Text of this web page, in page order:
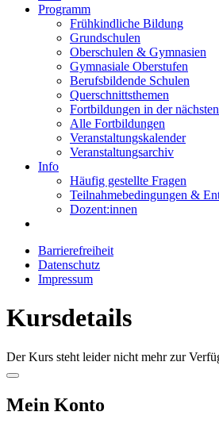
Programm
Frühkindliche Bildung
Grundschulen
Oberschulen & Gymnasien
Gymnasiale Oberstufen
Berufsbildende Schulen
Querschnittsthemen
Fortbildungen in der
Alle Fortbildungen
Veranstaltungskalender
Veranstaltungsarchiv
Info
Häufig gestellte Fragen
Teilnahmebedingungen &
Dozent:innen
Barrierefreiheit
Datenschutz
Impressum
Kursdetails
Der Kurs steht leider nicht mehr zur
Mein Konto